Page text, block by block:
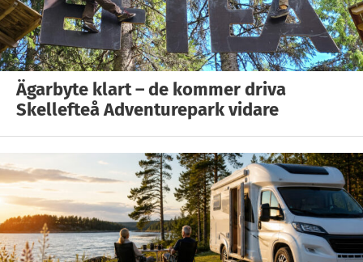
Ägarbyte klart – de kommer driva
Skellefteå Adventurepark vidare